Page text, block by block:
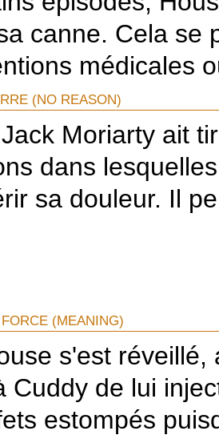
canne. Cela se
médicales
(NO REASON)
Moriarty ait
dans
sa douleur. Il
(MEANING)
s'est
Cuddy de lui
estompés